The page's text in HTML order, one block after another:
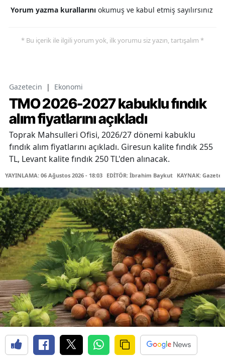
Yorum yazma kurallarını okumuş ve kabul etmiş sayılırsınız
* Bu içerik ile ilgili yorum yok, ilk yorumu siz yazın, tartışalım *
Gazetecin | Ekonomi
TMO 2026-2027 kabuklu fındık
alım fiyatlarını açıkladı
Toprak Mahsulleri Ofisi, 2026/27 dönemi kabuklu
fındık alım fiyatlarını açıkladı. Giresun kalite fındık 255
TL, Levant kalite fındık 250 TL'den alınacak.
YAYINLAMA: 06 Ağustos 2026 - 18:03 EDİTÖR: İbrahim Baykut KAYNAK: